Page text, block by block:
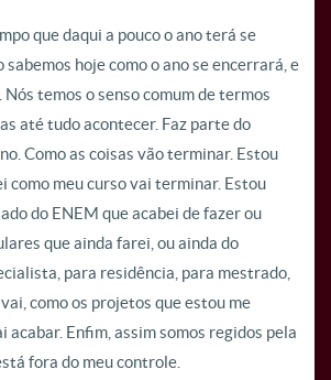
que daqui a pouco o ano terá se
sabemos hoje como o ano se encerrará, e
Nós temos o senso comum de termos
até tudo acontecer. Faz parte do
Como as coisas vão terminar. Estou
como meu curso vai terminar. Estou
do ENEM que acabei de fazer ou
que ainda farei, ou ainda do
para residência, para mestrado,
como os projetos que estou me
acabar. Enfim, assim somos regidos pela
fora do meu controle.